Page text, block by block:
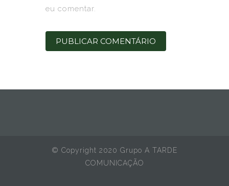
eu comentar.
© Copyright 2020 Grupo A TARDE
COMUNICAÇÃO